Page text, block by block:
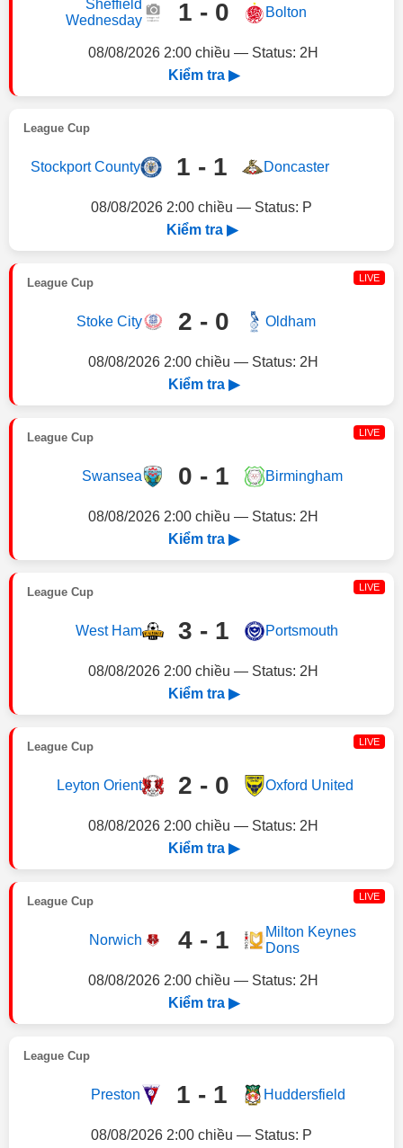
Sheffield
Wednesday
1 - 0 Bolton
08/08/2026 2:00 chiều — Status: 2H
Kiểm tra ▶
League Cup
Stockport County 1 - 1 Doncaster
08/08/2026 2:00 chiều — Status: P
Kiểm tra ▶
League Cup LIVE
Stoke City 2 - 0 Oldham
08/08/2026 2:00 chiều — Status: 2H
Kiểm tra ▶
League Cup LIVE
Swansea 0 - 1 Birmingham
08/08/2026 2:00 chiều — Status: 2H
Kiểm tra ▶
League Cup LIVE
West Ham 3 - 1 Portsmouth
08/08/2026 2:00 chiều — Status: 2H
Kiểm tra ▶
League Cup LIVE
Leyton Orient 2 - 0 Oxford United
08/08/2026 2:00 chiều — Status: 2H
Kiểm tra ▶
League Cup LIVE
Norwich 4 - 1
Milton Keynes
Dons
08/08/2026 2:00 chiều — Status: 2H
Kiểm tra ▶
League Cup
Preston 1 - 1 Huddersfield
08/08/2026 2:00 chiều — Status: P